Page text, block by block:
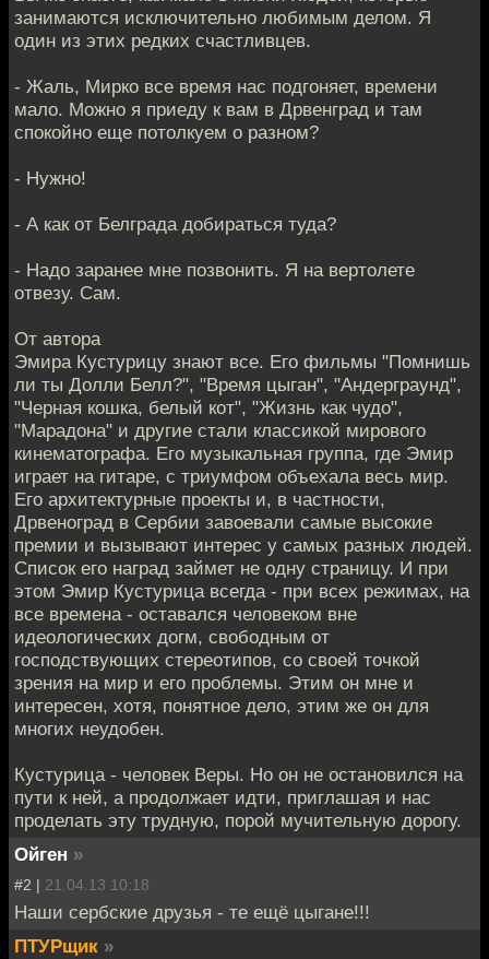
занимаются исключительно любимым делом. Я
один из этих редких счастливцев.
- Жаль, Мирко все время нас подгоняет, времени
мало. Можно я приеду к вам в Дрвенград и там
спокойно еще потолкуем о разном?
- Нужно!
- А как от Белграда добираться туда?
- Надо заранее мне позвонить. Я на вертолете
отвезу. Сам.
От автора
Эмира Кустурицу знают все. Его фильмы "Помнишь
ли ты Долли Белл?", "Время цыган", "Андерграунд",
"Черная кошка, белый кот", "Жизнь как чудо",
"Марадона" и другие стали классикой мирового
кинематографа. Его музыкальная группа, где Эмир
играет на гитаре, с триумфом объехала весь мир.
Его архитектурные проекты и, в частности,
Дрвеноград в Сербии завоевали самые высокие
премии и вызывают интерес у самых разных людей.
Список его наград займет не одну страницу. И при
этом Эмир Кустурица всегда - при всех режимах, на
все времена - оставался человеком вне
идеологических догм, свободным от
господствующих стереотипов, со своей точкой
зрения на мир и его проблемы. Этим он мне и
интересен, хотя, понятное дело, этим же он для
многих неудобен.
Кустурица - человек Веры. Но он не остановился на
пути к ней, а продолжает идти, приглашая и нас
проделать эту трудную, порой мучительную дорогу.
Ойген »
#2 | 21.04.13 10:18
Наши сербские друзья - те ещё цыгане!!!
ПТУРщик »